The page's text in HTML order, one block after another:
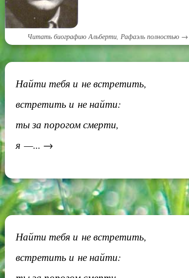
Читать биографию Альберти, Рафаэль полностью →
Найти тебя и не встретить,
встретить и не найти:
ты за порогом смерти,
я —... →
Найти тебя и не встретить,
встретить и не найти: